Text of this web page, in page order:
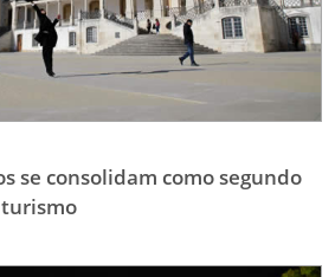
se consolidam como segundo